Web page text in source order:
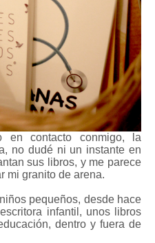
en contacto conmigo, la
no dudé ni un instante en
sus libros, y me parece
mi granito de arena.
pequeños, desde hace
infantil, unos libros
dentro y fuera de